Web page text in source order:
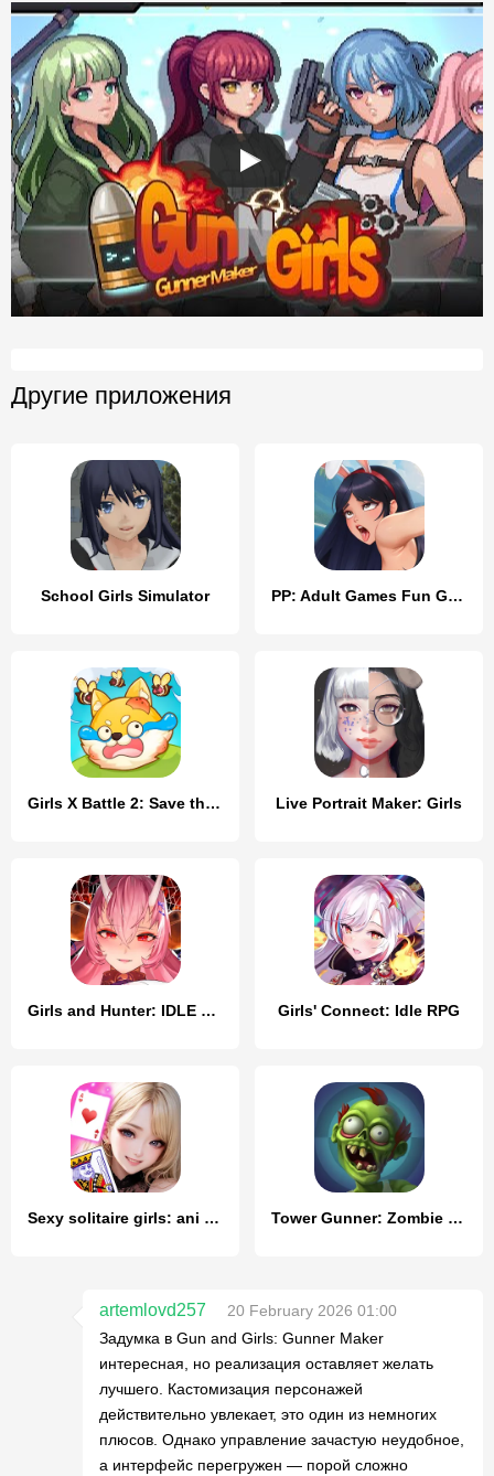
Другие приложения
School Girls Simulator PP: Adult Games Fun Girls sims
Girls X Battle 2: Save the Dog Live Portrait Maker: Girls
Girls and Hunter: IDLE аниме Girls' Connect: Idle RPG
Sexy solitaire girls: ani card Tower Gunner: Zombie Shooter
artemlovd257
20 February 2026 01:00
Задумка в Gun and Girls: Gunner Maker
интересная, но реализация оставляет желать
лучшего. Кастомизация персонажей
действительно увлекает, это один из немногих
плюсов. Однако управление зачастую неудобное,
а интерфейс перегружен — порой сложно